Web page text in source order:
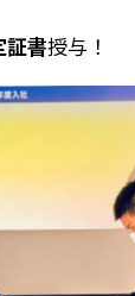
証書授与！